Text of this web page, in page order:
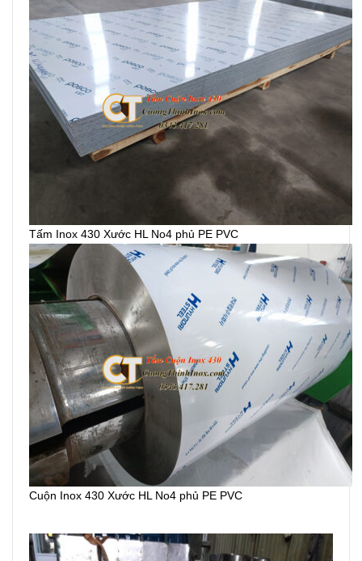
Tấm Inox 430 Xước HL No4 phủ PE PVC
Cuộn Inox 430 Xước HL No4 phủ PE PVC